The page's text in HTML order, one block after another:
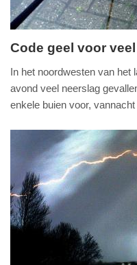
-
Update:
09-
04-
2025
Code geel voor
In het noordwesten van het
avond veel neerslag
enkele buien voor,
holland